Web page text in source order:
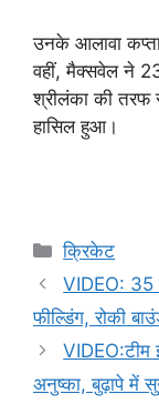
उनके आलावा
वहीं, मैक्सवेल ने
श्रीलंका की तरफ
हासिल हुआ।
Categories
क्रिकेट
VIDEO: 35
फील्डिंग, रोकी
VIDEO:टीम
अनुष्का, बुढ़ापे में